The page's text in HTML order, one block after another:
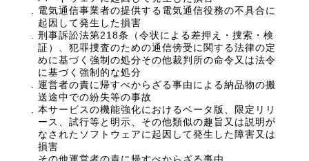
電気通信事業者の提供する電気通信役務の不具合に
起因して発生した損害
刑事訴訟法第218条（令状による差押え・捜索・検
証）、犯罪捜査のための通信傍受に関する法律の定
めに基づく強制の処分その他裁判所の命令又は法令
に基づく強制的な処分
運営者の責に帰すべからざる事由による納品物の搬
送途中での紛失等の事故
本サービスの機能強化におけるベータ版、限定リリ
ース、試行等と明示、その他類似の趣旨又は説明が
なされたソフトウェアに起因して発生した障害又は
損害